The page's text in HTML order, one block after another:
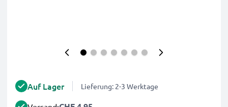
Auf Lager Lieferung: 2-3 Werktage